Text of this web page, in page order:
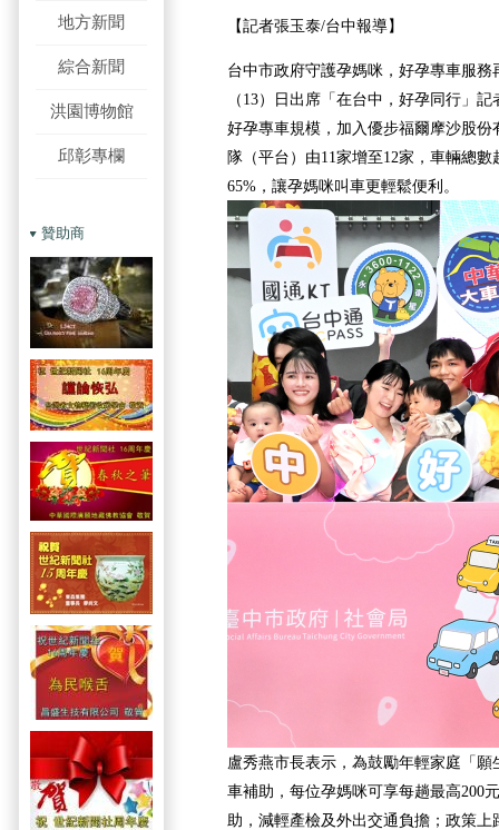
地方新聞
綜合新聞
洪園博物館
邱彰專欄
贊助商
【記者張玉泰/台中報導】
台中市政府守護孕媽咪，好孕專車服
（13）日出席「在台中，好孕同行」
好孕專車規模，加入優步福爾摩沙股份
隊（平台）由11家增至12家，車輛總
65%，讓孕媽咪叫車更輕鬆便利。
盧秀燕市長表示，為鼓勵年輕家庭「
車補助，每位孕媽咪可享每趟最高200
助，減輕產檢及外出交通負擔；政策